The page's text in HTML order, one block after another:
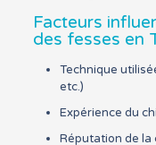
Facteurs
des fesses en
Technique
etc.)
Expérience du
Réputation de la